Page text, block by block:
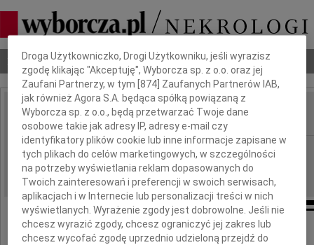
Nekrologi Odeszli Poradnik pogrzebowy
IMIĘ I NAZWISKO:
REGION: Warszawa
DATA EMISJI: 05.10.2009
Koleżance
Dbamy o Twoją prywatność
Droga Użytkowniczko, Drogi Użytkowniku, jeśli wyrazisz
zgodę klikając "Akceptuję", Wyborcza sp. z o.o. oraz jej
Zaufani Partnerzy, w tym [874 ] Zaufanych Partnerów IAB,
jak również Agora S.A. będąca spółką powiązaną z
Wyborcza sp. z o.o., będą przetwarzać Twoje dane
osobowe takie jak adresy IP, adresy e-mail czy
identyfikatory plików cookie lub inne informacje zapisane w
tych plikach do celów marketingowych, w szczególności
na potrzeby wyświetlania reklam dopasowanych do
Twoich zainteresowań i preferencji w swoich serwisach,
aplikacjach i w Internecie lub personalizacji treści w nich
wyświetlanych. Wyrażenie zgody jest dobrowolne. Jeśli nie
chcesz wyrazić zgody, chcesz ograniczyć jej zakres lub
chcesz wycofać zgodę uprzednio udzieloną przejdź do